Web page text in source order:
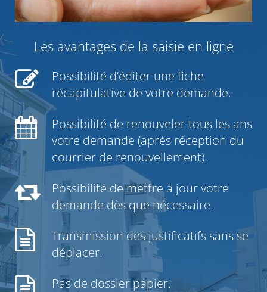
Les avantages de la saisie en ligne
Possibilité d’éditer une fiche
récapitulative de votre demande.
Possibilité de renouveler tous les ans
votre demande (après réception du
courrier de renouvellement).
Possibilité de mettre à jour votre
demande dès que nécessaire.
Transmission des justificatifs sans se
déplacer.
Pas de dossier papier.